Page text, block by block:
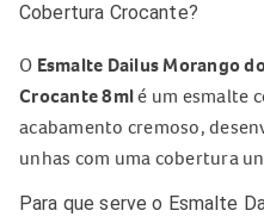
Cobertura Crocante?
O Esmalte Dailus Morango
Crocante 8mlé um esmalte
acabamento cremoso,
unhas com uma cobertura
Para que serve o Esmalte